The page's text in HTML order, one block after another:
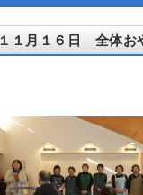
１１月１６日 全体お